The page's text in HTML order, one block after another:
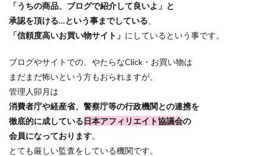
「うちの商品、ブログで紹介して良いよ」と
承認を頂ける…という事までしている
「信頼度高いお買い物サイト」 にしているという事です。
ブログやサイトでの、やたらなClick・お買い物は
まだまだ怖いという方もおられますが、
管理人卯月は
消費者庁や経産省、警察庁等の行政機関との連携を
徹底的に成している日本アフィリエイト協議会の
会員になっております。
とても厳しい監査をしている機関です。